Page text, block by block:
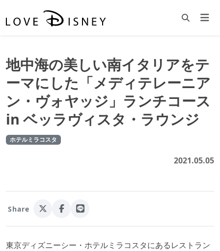
地中海の美しい南イタリアをテ
ーマにした「メディテレーニア
ン・ヴォヤッジ」ランチコース
in ベッラヴィスタ・ラウンジ
ホテルミラコスタ
2021.05.05
Share
東京ディズニーシー・ホテルミラコスタにあるレストラン